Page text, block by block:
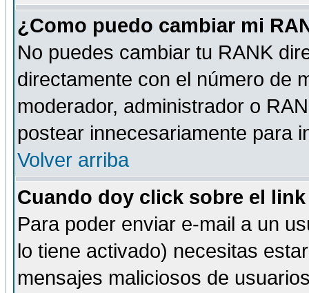
¿Como puedo cambiar mi
No puedes cambiar tu RANK
directamente con el número de
moderador, administrador o
postear innecesariamente para
Volver arriba
Cuando doy click sobre el
Para poder enviar e-mail a un
lo tiene activado) necesitas
mensajes maliciosos de